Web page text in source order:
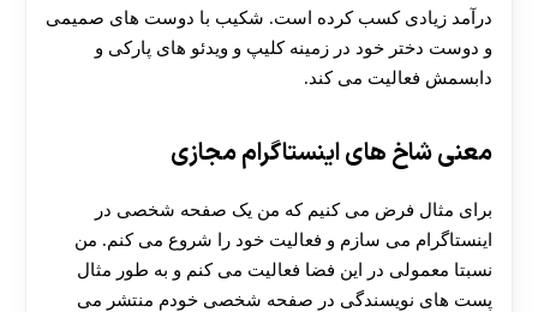
درآمد زیادی کسب کرده است. شکیب با دوست های صمیمی
و دوست دختر خود در زمینه کلیپ و ویدئو های پارکی و
دابسمش فعالیت می کند.
معنی شاخ های اینستاگرام مجازی
برای مثال فرض می کنیم که من یک صفحه شخصی در
اینستاگرام می سازم و فعالیت خود را شروع می کنم. من
نسبتا معمولی در این فضا فعالیت می کنم و به طور مثال
پست های نویسندگی در صفحه شخصی خودم منتشر می